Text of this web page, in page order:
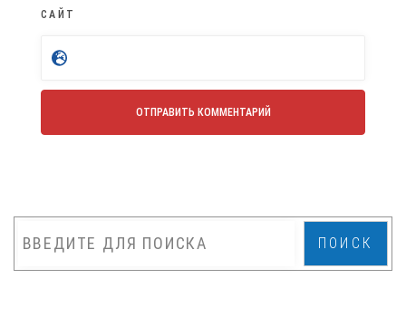
САЙТ
ПОИСК